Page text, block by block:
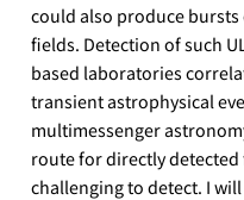
could also produce
fields. Detection of such
based laboratories
transient astrophysical
multimessenger
route for directly
challenging to detect. I